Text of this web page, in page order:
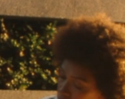
Mis pedidos
Mis direcciones
Mis suscripciones
Português
Русский
繁體中文